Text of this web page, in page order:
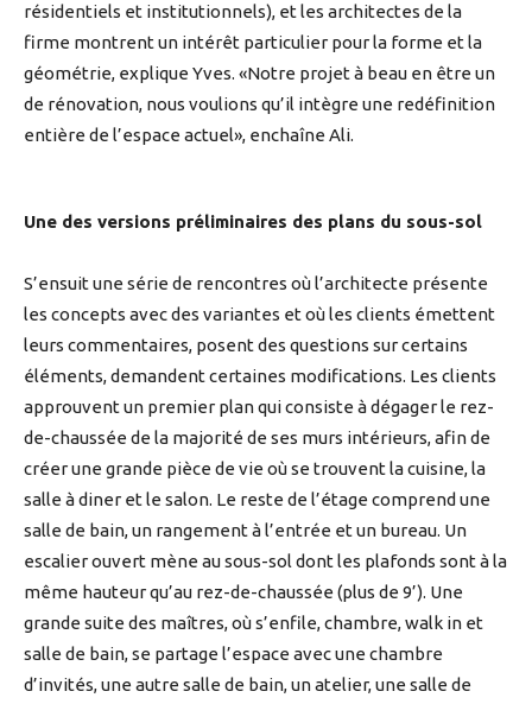
résidentiels et institutionnels), et les architectes de la
firme montrent un intérêt particulier pour la forme et la
géométrie, explique Yves. «Notre projet à beau en être un
de rénovation, nous voulions qu’il intègre une redéfinition
entière de l’espace actuel», enchaîne Ali.
Une des versions préliminaires des plans du sous-sol
S’ensuit une série de rencontres où l’architecte présente
les concepts avec des variantes et où les clients émettent
leurs commentaires, posent des questions sur certains
éléments, demandent certaines modifications. Les clients
approuvent un premier plan qui consiste à dégager le rez-
de-chaussée de la majorité de ses murs intérieurs, afin de
créer une grande pièce de vie où se trouvent la cuisine, la
salle à diner et le salon. Le reste de l’étage comprend une
salle de bain, un rangement à l’entrée et un bureau. Un
escalier ouvert mène au sous-sol dont les plafonds sont à la
même hauteur qu’au rez-de-chaussée (plus de 9’). Une
grande suite des maîtres, où s’enfile, chambre, walk in et
salle de bain, se partage l’espace avec une chambre
d’invités, une autre salle de bain, un atelier, une salle de